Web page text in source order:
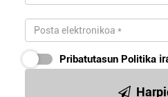
Pribatutasun Politika